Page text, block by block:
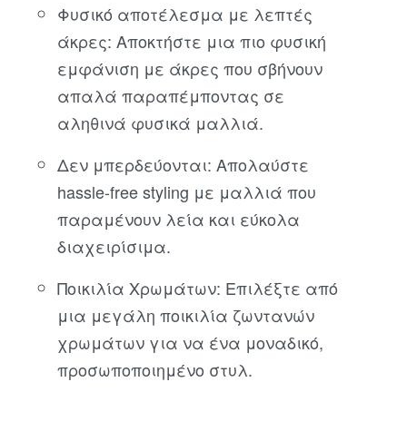
Φυσικό αποτέλεσμα με λεπτές
άκρες: Αποκτήστε μια πιο φυσική
εμφάνιση με άκρες που σβήνουν
απαλά παραπέμποντας σε
αληθινά φυσικά μαλλιά.
Δεν μπερδεύονται: Απολαύστε
hassle-free styling με μαλλιά που
παραμένουν λεία και εύκολα
διαχειρίσιμα.
Ποικιλία Χρωμάτων: Επιλέξτε από
μια μεγάλη ποικιλία ζωντανών
χρωμάτων για να ένα μοναδικό,
προσωποποιημένο στυλ.